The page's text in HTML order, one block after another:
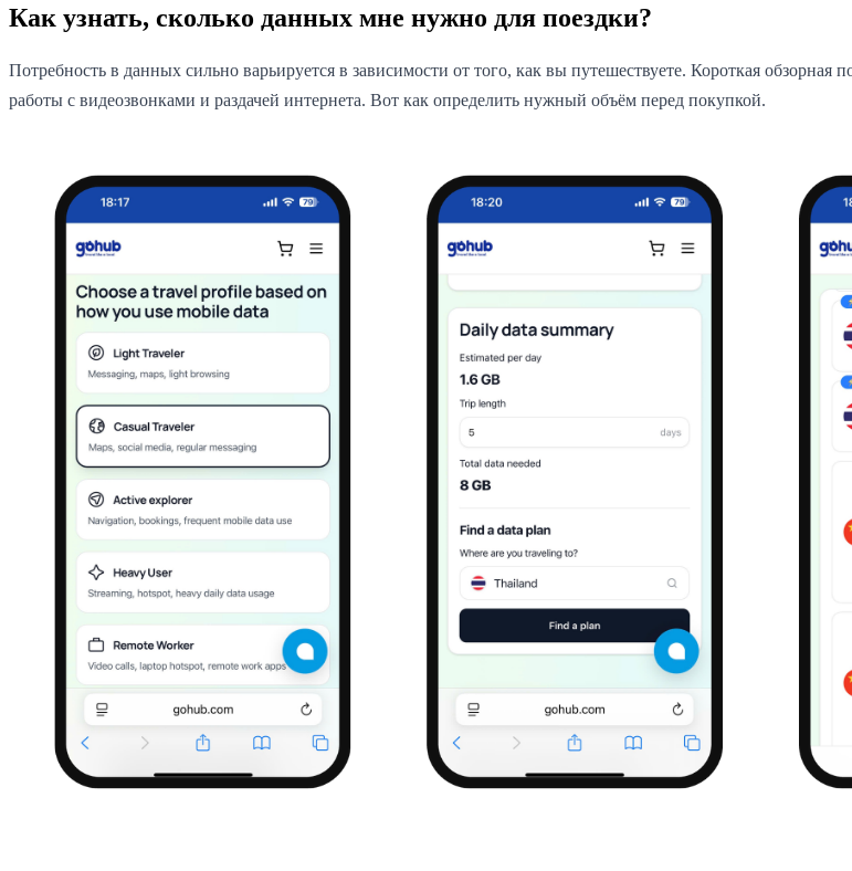
Как узнать, сколько данных мне нужно для поездки?
Потребность в данных сильно варьируется в зависимости от того, как вы путешествуете. Короткая обзорная
работы с видеозвонками и раздачей интернета. Вот как определить нужный объём перед покупкой.